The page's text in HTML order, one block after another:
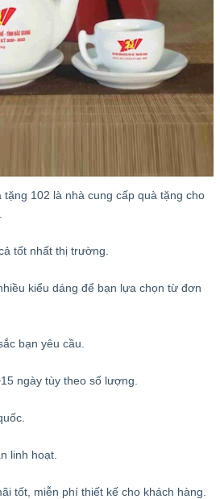
tặng 102 là nhà cung cấp quà tặng cho
tốt nhất thị trường.
kiểu dáng để bạn lựa chọn từ đơn
bạn yêu cầu.
ngày tùy theo số lượng.
linh hoạt.
tốt, miễn phí thiết kế cho khách hàng.